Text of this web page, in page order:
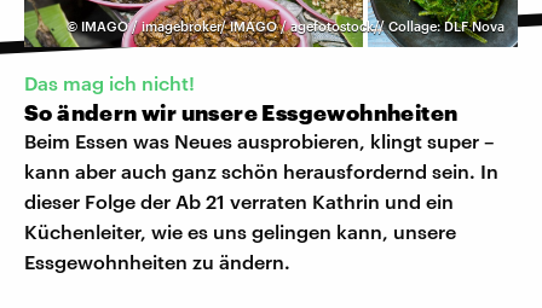
© IMAGO / imagebroker/ IMAGO / agefotostock// Collage: DLF Nova
Das mag ich nicht!
So ändern wir unsere Essgewohnheiten
Beim Essen was Neues ausprobieren, klingt super –
kann aber auch ganz schön herausfordernd sein. In
dieser Folge der Ab 21 verraten Kathrin und ein
Küchenleiter, wie es uns gelingen kann, unsere
Essgewohnheiten zu ändern.